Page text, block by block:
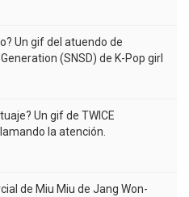
Un gif del atuendo de
(SNSD) de K-Pop girl
Un gif de TWICE
la atención.
de Miu Miu de Jang Won-